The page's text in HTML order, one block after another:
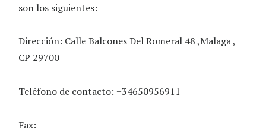
son los siguientes:
Dirección: Calle Balcones Del Romeral 48 ,Malaga ,
CP 29700
Teléfono de contacto: +34650956911
Fax: